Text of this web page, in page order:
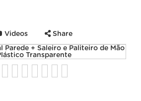
Videos Share